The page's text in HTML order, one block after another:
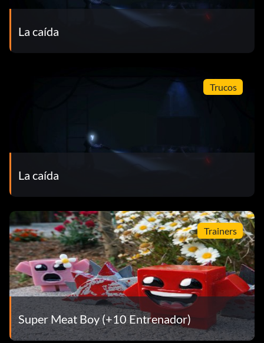
La caída
Trucos
La caída
Trainers
Super Meat Boy (+10 Entrenador)